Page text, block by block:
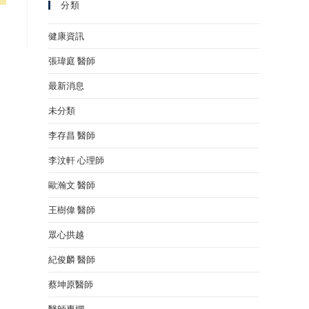
分類
健康資訊
張瑋庭 醫師
最新消息
未分類
李存昌 醫師
李汶軒 心理師
歐瀚文 醫師
王樹偉 醫師
眾心拱越
紀俊麟 醫師
蔡坤原醫師